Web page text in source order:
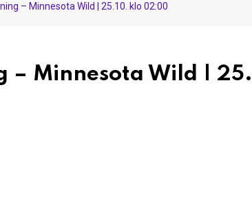
– Minnesota Wild | 25.10. klo 02:00
– Minnesota Wild |